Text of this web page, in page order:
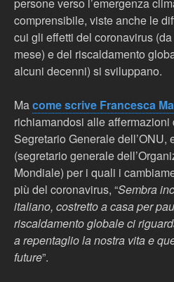
comprensibile, viste anche le
cui gli effetti del coronavirus
mese) e del riscaldamento
alcuni decenni) si sviluppano.
Macome scrive Francesca
richiamandosi alle affermazioni
Segretario Generale dell’ONU,
(segretario generale
Mondiale) per i quali i
più del coronavirus, “Sembra
italiano, costretto a casa per
riscaldamento globale ci
a repentaglio la nostra vita e
future”.